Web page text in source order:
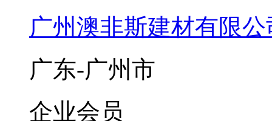
广州澳非斯建材有限公
广东-广州市
企业会员